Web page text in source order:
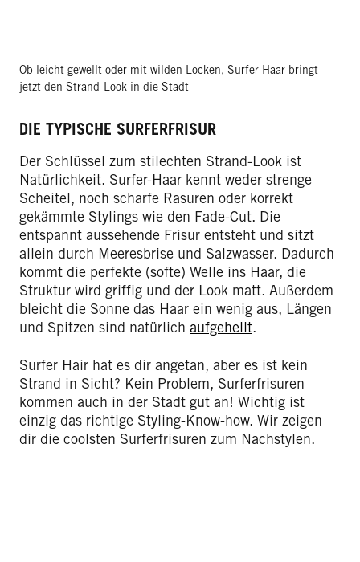
Ob leicht gewellt oder mit wilden Locken, Surfer-Haar bringt
jetzt den Strand-Look in die Stadt
DIE TYPISCHE SURFERFRISUR
Der Schlüssel zum stilechten Strand-Look ist
Natürlichkeit. Surfer-Haar kennt weder strenge
Scheitel, noch scharfe Rasuren oder korrekt
gekämmte Stylings wie den Fade-Cut. Die
entspannt aussehende Frisur entsteht und sitzt
allein durch Meeresbrise und Salzwasser. Dadurch
kommt die perfekte (softe) Welle ins Haar, die
Struktur wird griffig und der Look matt. Außerdem
bleicht die Sonne das Haar ein wenig aus, Längen
und Spitzen sind natürlich aufgehellt.
Surfer Hair hat es dir angetan, aber es ist kein
Strand in Sicht? Kein Problem, Surferfrisuren
kommen auch in der Stadt gut an! Wichtig ist
einzig das richtige Styling-Know-how. Wir zeigen
dir die coolsten Surferfrisuren zum Nachstylen.